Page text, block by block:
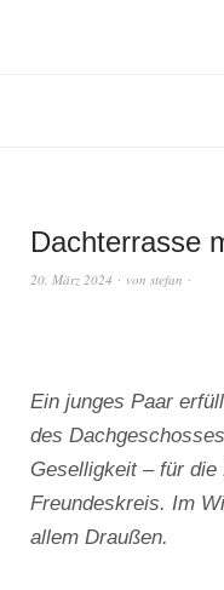
Dachterrasse
20. März 2024 von stefan
Ein junges Paar
des
Geselligkeit – für die
Freundeskreis. Im
allem Draußen.